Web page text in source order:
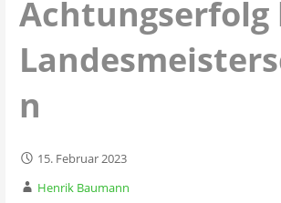
Achtungserfolg
n
15. Februar 2023
Henrik Baumann